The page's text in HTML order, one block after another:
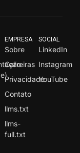
EMPRESA
Sobre
Carreiras
Privacidade
Contato
llms.txt
llms-
full.txt
SOCIAL
LinkedIn
Instagram
YouTube